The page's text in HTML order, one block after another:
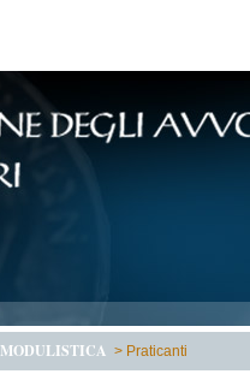
MODULISTICA > Praticanti